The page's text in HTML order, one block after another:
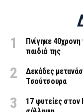
Πνίγηκε
παιδιά της
Δεκάδες
Τσούτσουρα
17 φυτείες